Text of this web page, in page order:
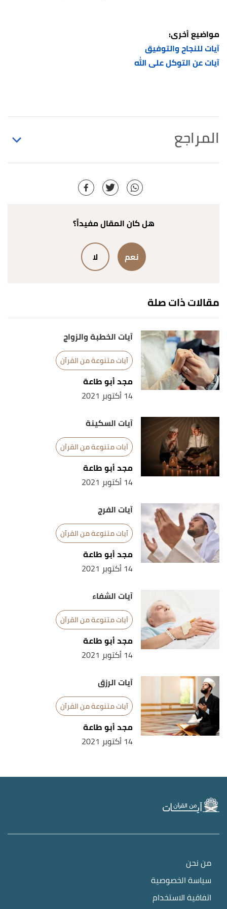
مواضيع أخرى:
آيات للنجاح والتوفيق
آيات عن التوكل على الله
المراجع
سورة البقرة، آية:255
سورة آل عمران، آية:1-5
↑سورة الطلاق، آية:2-3
↑سورة آل عمران، آية:26-27
↑سورة الإخلاص، آية:1-4
↑سورة الفلق، آية:1-5
↑سورة الناس، آية:1-6
↑سورة البقرة، آية:257
↑سورة التوبة، آية:51
↑سورة الأنعام، آية:17
↑سورة هود، آية:56
↑سورة العنكبوت، آية:60
↑سورة فاطر، آية:2
↑سورة البقرة، آية:214
↑سورة المائدة، آية:16
هل كان المقال مفيداً؟
نعم لا
مقالات ذات صلة
آيات الخطبة والزواج
آيات متنوعة من القرآن
مجد أبو طاعة
14 أكتوبر 2021
آيات السكينة
آيات متنوعة من القرآن
مجد أبو طاعة
14 أكتوبر 2021
آيات الفرج
آيات متنوعة من القرآن
مجد أبو طاعة
14 أكتوبر 2021
آيات الشفاء
آيات متنوعة من القرآن
مجد أبو طاعة
14 أكتوبر 2021
آيات الرزق
آيات متنوعة من القرآن
مجد أبو طاعة
14 أكتوبر 2021
من نحن
سياسة الخصوصية
اتفاقية الاستخدام